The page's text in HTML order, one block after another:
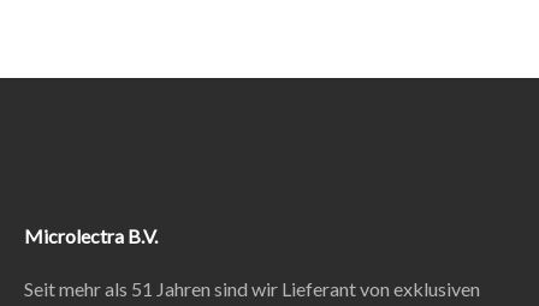
Microlectra B.V.
Seit mehr als 51 Jahren sind wir Lieferant von exklusiven